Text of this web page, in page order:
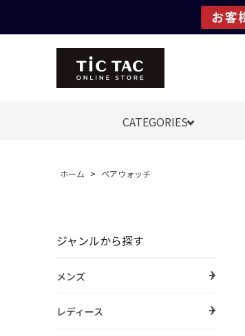
CATEGORIES
ホーム > ペアウォッチ
ジャンルから探す
メンズ
レディース